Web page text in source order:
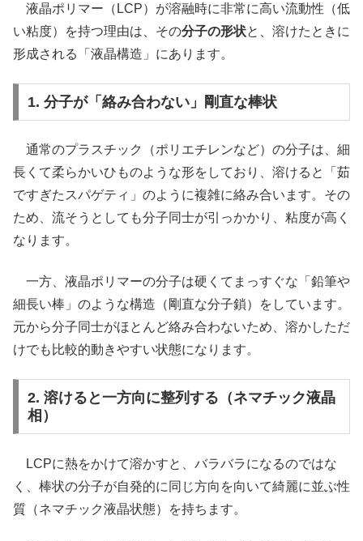
液晶ポリマー（LCP）が溶融時に非常に高い流動性（低
い粘度）を持つ理由は、その分子の形状と、溶けたときに
形成される「液晶構造」にあります。
1. 分子が「絡み合わない」剛直な棒状
通常のプラスチック（ポリエチレンなど）の分子は、細
長くて柔らかいひものような形をしており、溶けると「茹
ですぎたスパゲティ」のように複雑に絡み合います。その
ため、流そうとしても分子同士が引っかかり、粘度が高く
なります。
一方、液晶ポリマーの分子は硬くてまっすぐな「鉛筆や
細長い棒」のような構造（剛直な分子鎖）をしています。
元から分子同士がほとんど絡み合わないため、溶かしただ
けでも比較的動きやすい状態になります。
2. 溶けると一方向に整列する（ネマチック液晶
相）
LCPに熱をかけて溶かすと、バラバラになるのではな
く、棒状の分子が自発的に同じ方向を向いて綺麗に並ぶ性
質（ネマチック液晶状態）を持ちます。